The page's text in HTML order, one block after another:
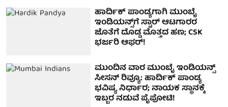
ಹಾರ್ದಿಕ್ ಪಾಂಡ್ಯ‌ಗಾಗಿ ಮುಂಬೈ
ಇಂಡಿಯನ್ಸ್‌ಗೆ ಸ್ಟಾರ್ ಆಟಗಾರರ
ಜೊತೆಗೆ ದೊಡ್ಡ ಮೊತ್ತದ ಹಣ; CSK
ಭರ್ಜರಿ ಆಫರ್!
ಮುಂದಿನ ವಾರ ಮುಂಬೈ ಇಂಡಿಯನ್ಸ್
ಸೀಸನ್ ರಿವ್ಯೂ: ಹಾರ್ದಿಕ್ ಪಾಂಡ್ಯ
ಭವಿಷ್ಯ ನಿರ್ಧಾರ; ನಾಯಕ ಸ್ಥಾನಕ್ಕೆ
ಇಬ್ಬರ ನಡುವೆ ಪೈಪೋಟಿ!